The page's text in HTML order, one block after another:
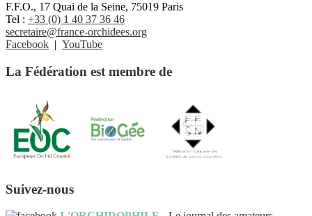
F.F.O., 17 Quai de la Seine, 75019 Paris
Tel : +33 (0) 1 40 37 36 46
secretaire@france-orchidees.org
Facebook
YouTube
La Fédération est membre de
Suivez-nous